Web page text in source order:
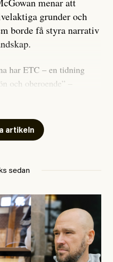
menar att
grunder och
borde få styra narrativ
har ETC – en tidning
och oberoende” –
att vara en ”röd, grön och
är egentligen bra
. Enligt ingressen
vars ”bakgrund skapar
Problemet är att artikeln
– och den
porträtterade personen
artikeln
sedan